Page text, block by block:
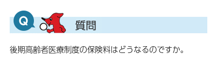
後期高齢者医療制度の保険料はどうなるのですか。